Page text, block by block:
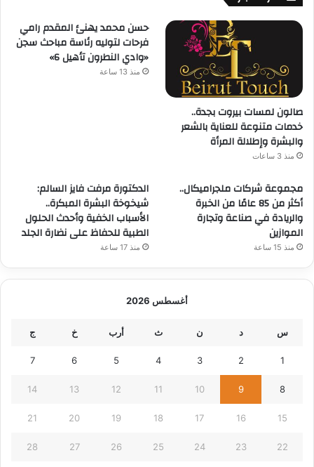
صالون لمسات بيروت بجدة..
خدمات متنوعة للعناية بالشعر
والبشرة وإطلالة المرأة
منذ 3 ساعات
حسن محمد يهنئ المقدم رامي
فرحات لتوليه رئاسة مباحث سجن
«وادي النطرون تأهيل 6»
منذ 13 ساعة
مجموعة شركات ملجراميكال..
أكثر من 85 عامًا من الخبرة
والريادة في صناعة وتجارة
الموازين
منذ 15 ساعة
الدكتورة مرفت فايز السالم:
شيخوخة البشرة المبكرة..
الأسباب الخفية وأحدث الحلول
الطبية للحفاظ على نضارة الجلد
منذ 17 ساعة
أغسطس 2026
س د ن ث أرب خ ج
1
2
3
4
5
6
7
8
9
10
11
12
13
14
15
16
17
18
19
20
21
22
23
24
25
26
27
28